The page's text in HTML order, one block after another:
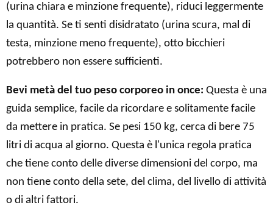
(urina chiara e minzione frequente), riduci leggermente
la quantità. Se ti senti disidratato (urina scura, mal di
testa, minzione meno frequente), otto bicchieri
potrebbero non essere sufficienti.
Bevi metà del tuo peso corporeo in once: Questa è una
guida semplice, facile da ricordare e solitamente facile
da mettere in pratica. Se pesi 150 kg, cerca di bere 75
litri di acqua al giorno. Questa è l'unica regola pratica
che tiene conto delle diverse dimensioni del corpo, ma
non tiene conto della sete, del clima, del livello di attività
o di altri fattori.